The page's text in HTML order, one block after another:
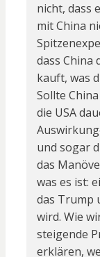
nicht, dass
mit China
dass China
kauft, was
Sollte
die USA
und sogar
das
was es ist:
das Trump
wird. Wie
steigende
erklären,